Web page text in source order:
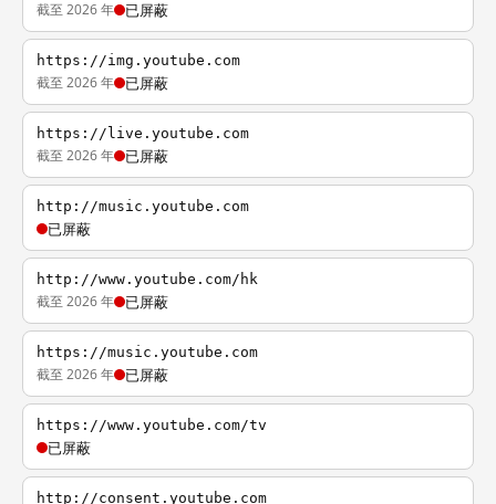
截至 2026 年 已屏蔽
https://img.youtube.com
截至 2026 年 已屏蔽
https://live.youtube.com
截至 2026 年 已屏蔽
http://music.youtube.com
已屏蔽
http://www.youtube.com/hk
截至 2026 年 已屏蔽
https://music.youtube.com
截至 2026 年 已屏蔽
https://www.youtube.com/tv
已屏蔽
http://consent.youtube.com